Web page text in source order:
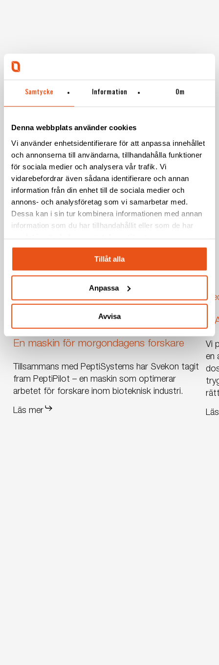
Samtycke Information Om
Denna webbplats använder cookies
Vi använder enhetsidentifierare för att anpassa innehållet
och annonserna till användarna, tillhandahålla funktioner
för sociala medier och analysera vår trafik. Vi
vidarebefordrar även sådana identifierare och annan
information från din enhet till de sociala medier och
annons- och analysföretag som vi samarbetar med.
Dessa kan i sin tur kombinera informationen med annan
information som du har tillhandahållit eller som de har
Tillåt alla
Anpassa
Avvisa
REFERENSER
Sedan 1971 har vi på Svekon genomfört fler än
4500 projekt och den samlade erfarenheten av
produktutveckling hos våra drygt 50 ingenjörer
är över 600 år. Titta igenom några av våra
referenser och tveka inte på attkontakta oss
om det är något som intresserar dig.
MedTech
för
forskare
Produktutveckling
En maskin för morgondagens forskare
Tillsammans med PeptiSystems har Svekon tagit
fram PeptiPilot – en maskin som optimerar
arbetet för forskare inom bioteknisk industri.
Läs mer
Vi
en